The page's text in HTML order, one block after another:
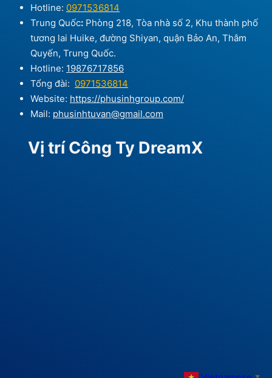
Hotline: 0971536814
Trung Quốc: Phòng 218, Tòa nhà số 2, Khu thành phố
tương lai Huike, đường Shiyan, quận Bảo An, Thâm
Quyến, Trung Quốc.
Hotline: 19876717856
Tổng đài: 0971536814
Website: https://phusinhgroup.com/
Mail: phusinhtuvan@gmail.com
Vị trí Công Ty DreamX
▼